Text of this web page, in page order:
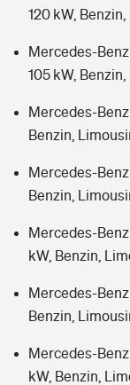
120 kW,
Mercedes-Benz
105 kW,
Mercedes-Benz
Benzin,
Mercedes-Benz
Benzin,
Mercedes-
kW, Benzin,
Mercedes-
Benzin,
Mercedes-
kW, Benzin,